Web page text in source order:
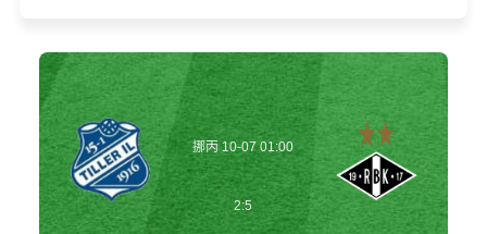
挪丙 10-07 01:00
2:5